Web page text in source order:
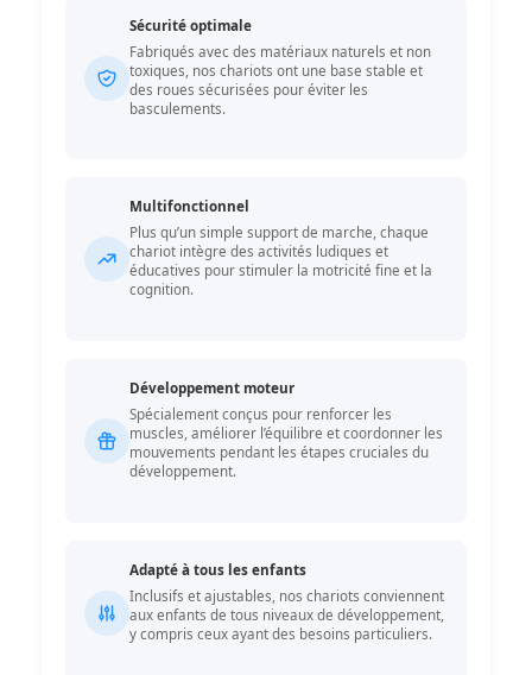
Sécurité optimale
Fabriqués avec des matériaux naturels et non
toxiques, nos chariots ont une base stable et
des roues sécurisées pour éviter les
basculements.
Multifonctionnel
Plus qu’un simple support de marche, chaque
chariot intègre des activités ludiques et
éducatives pour stimuler la motricité fine et la
cognition.
Développement moteur
Spécialement conçus pour renforcer les
muscles, améliorer l’équilibre et coordonner les
mouvements pendant les étapes cruciales du
développement.
Adapté à tous les enfants
Inclusifs et ajustables, nos chariots conviennent
aux enfants de tous niveaux de développement,
y compris ceux ayant des besoins particuliers.